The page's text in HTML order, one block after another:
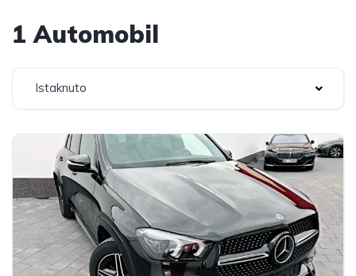
1 Automobil
Istaknuto